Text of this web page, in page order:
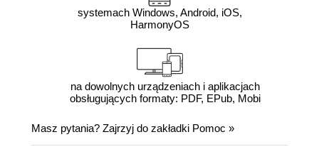
systemach Windows, Android, iOS,
HarmonyOS
na dowolnych urządzeniach i aplikacjach
obsługujących formaty: PDF, EPub, Mobi
Masz pytania? Zajrzyj do zakładki Pomoc »